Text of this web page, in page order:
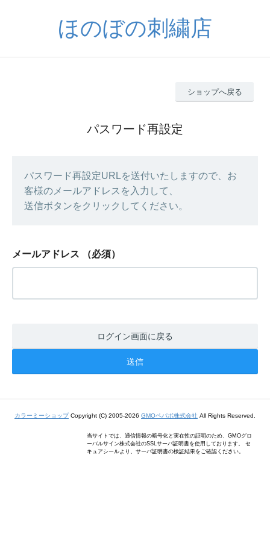
ほのぼの刺繍店
ショップへ戻る
パスワード再設定
パスワード再設定URLを送付いたしますので、お
客様のメールアドレスを入力して、
送信ボタンをクリックしてください。
メールアドレス （必須）
ログイン画面に戻る
カラーミーショップCopyright (C) 2005-2026 GMOペパボ株式会社 All Rights Reserved.
当サイトでは、通信情報の暗号化と実在性の証明のため、GMOグロ
ーバルサイン株式会社のSSLサーバ証明書を使用しております。 セ
キュアシールより、サーバ証明書の検証結果をご確認ください。